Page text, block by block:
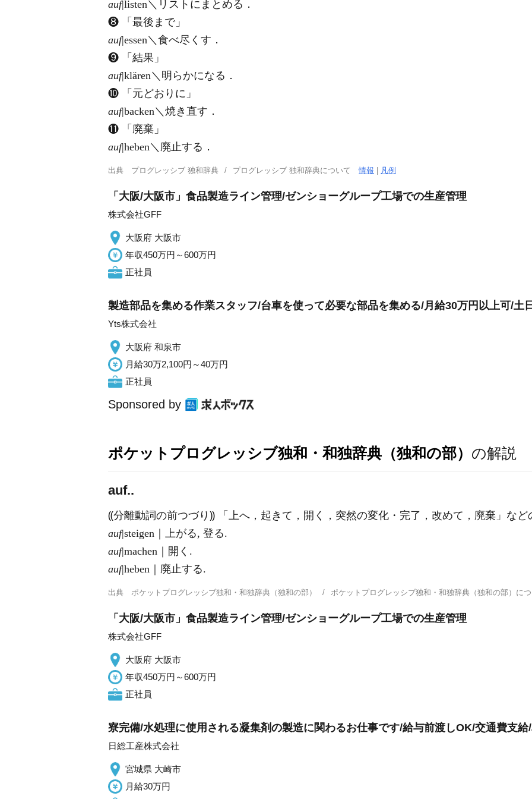
auf|listen＼リストにまとめる．
❽ 「最後まで」
auf|essen＼食べ尽くす．
❾ 「結果」
auf|klären＼明らかになる．
❿ 「元どおりに」
auf|backen＼焼き直す．
⓫ 「廃棄」
auf|heben＼廃止する．
出典 プログレッシブ 独和辞典 プログレッシブ 独和辞典について情報 凡例
「大阪/大阪市」食品製造ライン管理/ゼンショーグループ工場での生産管理
株式会社GFF
大阪府 大阪市
年収450万円～600万円
正社員
製造部品を集める作業スタッフ/台車を使って必要な部品を集める/月給30万円以上可/土
Yts株式会社
大阪府 和泉市
月給30万2,100円～40万円
正社員
Sponsored by
ポケットプログレッシブ独和・和独辞典（独和の部） の解説
auf..
⸨分離動詞の前つづり⸩ 「上へ，起きて，開く，突然の変化・完了，改めて，廃棄」など
auf|steigen｜上がる, 登る.
auf|machen｜開く.
auf|heben｜廃止する.
出典 ポケットプログレッシブ独和・和独辞典（独和の部） ポケットプログレッシブ独和・和独辞典（独和の部）
「大阪/大阪市」食品製造ライン管理/ゼンショーグループ工場での生産管理
株式会社GFF
大阪府 大阪市
年収450万円～600万円
正社員
寮完備/水処理に使用される凝集剤の製造に関わるお仕事です/給与前渡しOK/交通費支給
日総工産株式会社
宮城県 大崎市
月給30万円